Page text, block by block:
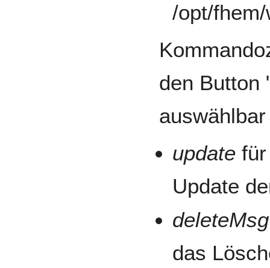
/opt/
den Button
update
Update
das